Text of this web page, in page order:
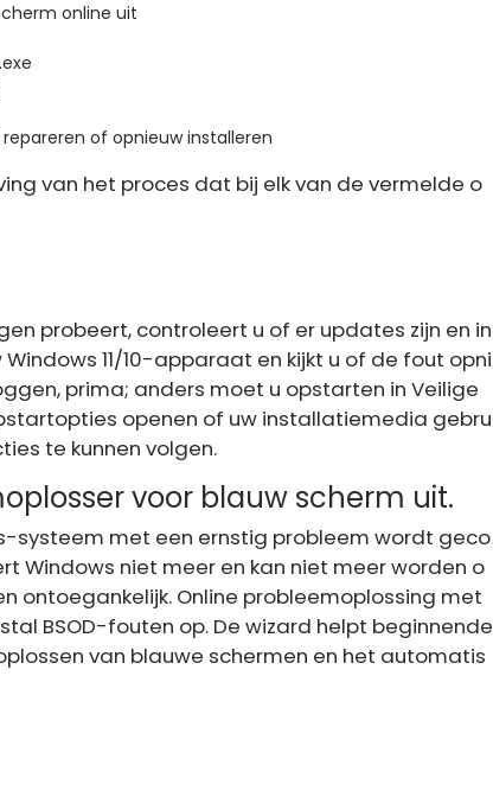
online uit
repareren of opnieuw installeren
van het proces dat bij elk van de vermelde o
probeert, controleert u of er updates zijn en in
11/10-apparaat en kijkt u of de fout opni
prima; anders moet u opstarten in Veilige
openen of uw installatiemedia gebru
te kunnen volgen.
voor blauw scherm uit.
systeem met een ernstig probleem wordt geco
Windows niet meer en kan niet meer worden o
ontoegankelijk. Online probleemoplossing met
BSOD-fouten op. De wizard helpt beginnende
van blauwe schermen en het automatis